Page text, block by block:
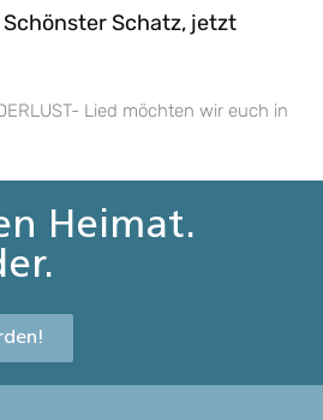
Schönster Schatz, jetzt
Lied möchten wir euch in
Heimat.